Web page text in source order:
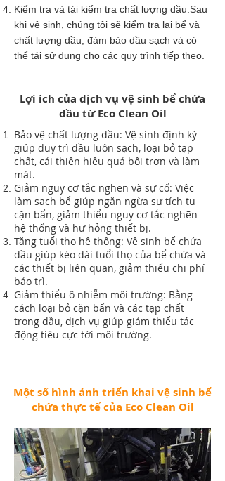
Kiểm tra và tái kiểm tra chất lượng dầu:Sau
khi vệ sinh, chúng tôi sẽ kiểm tra lại bể và
chất lượng dầu, đảm bảo dầu sạch và có
thể tái sử dụng cho các quy trình tiếp theo.
Lợi ích của dịch vụ vệ sinh bể chứa
dầu từ Eco Clean Oil
Bảo vệ chất lượng dầu: Vệ sinh định kỳ
giúp duy trì dầu luôn sạch, loại bỏ tạp
chất, cải thiện hiệu quả bôi trơn và làm
mát.
Giảm nguy cơ tắc nghẽn và sự cố: Việc
làm sạch bể giúp ngăn ngừa sự tích tụ
cặn bẩn, giảm thiểu nguy cơ tắc nghẽn
hệ thống và hư hỏng thiết bị.
Tăng tuổi thọ hệ thống: Vệ sinh bể chứa
dầu giúp kéo dài tuổi thọ của bể chứa và
các thiết bị liên quan, giảm thiểu chi phí
bảo trì.
Giảm thiểu ô nhiễm môi trường: Bằng
cách loại bỏ cặn bẩn và các tạp chất
trong dầu, dịch vụ giúp giảm thiểu tác
động tiêu cực tới môi trường.
Một số hình ảnh triển khai vệ sinh bể
chứa thực tế của Eco Clean Oil